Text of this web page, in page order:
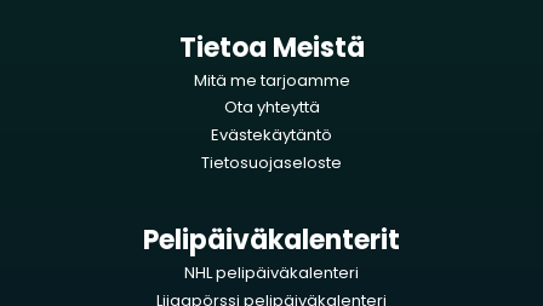
Tietoa Meistä
Mitä me tarjoamme
Ota yhteyttä
Evästekäytäntö
Tietosuojaseloste
Pelipäiväkalenterit
NHL pelipäiväkalenteri
Liigapörssi pelipäiväkalenteri